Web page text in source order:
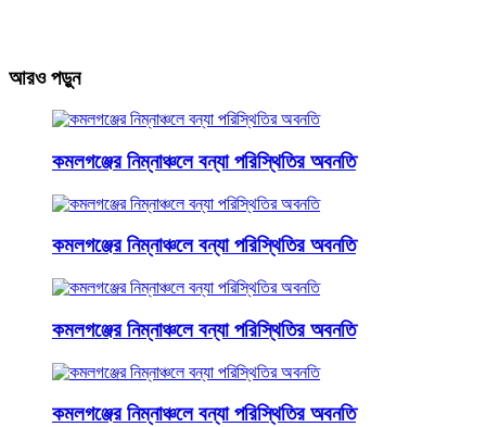
আরও পড়ুন
কমলগঞ্জের নিম্নাঞ্চলে বন্যা পরিস্থিতির অবনতি
কমলগঞ্জের নিম্নাঞ্চলে বন্যা পরিস্থিতির অবনতি
কমলগঞ্জের নিম্নাঞ্চলে বন্যা পরিস্থিতির অবনতি
কমলগঞ্জের নিম্নাঞ্চলে বন্যা পরিস্থিতির অবনতি